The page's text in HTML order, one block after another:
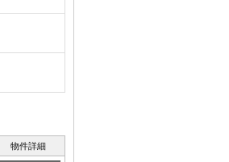
物件詳細